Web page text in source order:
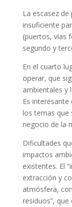
La escasez
insuficiente
(puertos, vías
segundo y
En el cuarto
operar, que
ambientales y
Es
los temas que
negocio de la
Dificultades
impactos
existentes. El
extracción y
atmósfera,
residuos”,